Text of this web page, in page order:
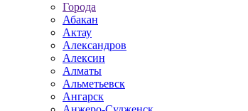
Города
Абакан
Актау
Александров
Алексин
Алматы
Альметьевск
Ангарск